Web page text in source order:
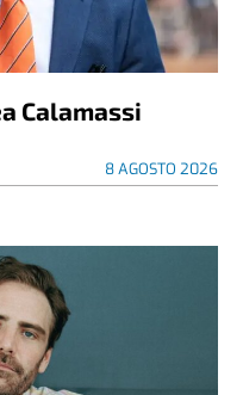
Calamassi
8 AGOSTO 2026